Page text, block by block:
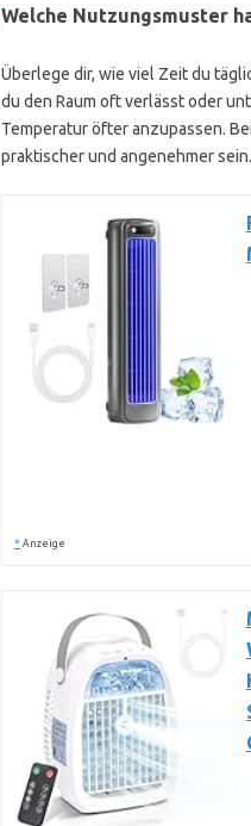
Welche Nutzungsmuster
Überlege dir, wie viel Zeit du
du den Raum oft verlässt oder
Temperatur öfter anzupassen.
praktischer und angenehmer sein.
* Anzeige